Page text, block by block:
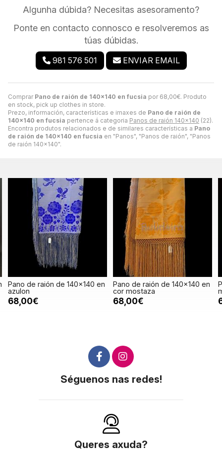
Comprar Pano de raión de 140x140 en fucsia por 68,00€. Produto
en stock, pick up clothes in store.
Prezo, información, características e imaxes de Pano de raión de
140x140 en fucsia pertence á categoria Panos de raión 140x140 (22).
Encontra produtos relacionados e de similares características a Pano
de raión de 140x140 en fucsia en "Panos", "Panos de raión", "Panos
de raión 140x140".
Algunha dúbida? Necesitas asesoramento?
Ponte en contacto connosco e resolveremos as
túas dúbidas.
981 576 501 ENVIAR EMAIL
Pano de raión de 140x140 en
azulon
68,00€
Pano de raión de 140x140 en
cor mostaza
68,00€
Séguenos nas redes!
Queres axuda?